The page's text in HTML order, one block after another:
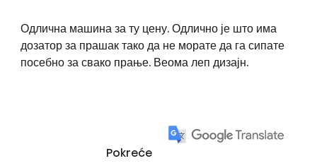
Одлична машина за ту цену. Одлично је што има
дозатор за прашак тако да не морате да га сипате
посебно за свако прање. Веома леп дизајн.
Pokreće